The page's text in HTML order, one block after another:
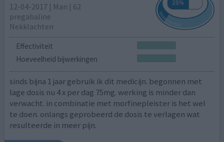
12-04-2017 | Man | 62
pregabaline
Nekklachten
Effectiviteit
Hoeveelheid bijwerkingen
sinds bijna 1 jaar gebruik ik dit medicijn. begonnen met
lage dosis nu 4 x per dag 75mg. werking is minder dan
verwacht. in combinatie met morfinepleister is het wel
te doen. onlangs geprobeerd de dosis te verlagen wat
resulteerde in meer pijn.